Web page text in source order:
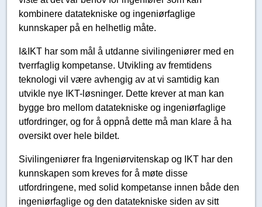
kombinere datatekniske og ingeniørfaglige
kunnskaper på en helhetlig måte.
I&IKT har som mål å utdanne sivilingeniører med en
tverrfaglig kompetanse. Utvikling av fremtidens
teknologi vil være avhengig av at vi samtidig kan
utvikle nye IKT-løsninger. Dette krever at man kan
bygge bro mellom datatekniske og ingeniørfaglige
utfordringer, og for å oppnå dette må man klare å ha
oversikt over hele bildet.
Sivilingeniører fra Ingeniørvitenskap og IKT har den
kunnskapen som kreves for å møte disse
utfordringene, med solid kompetanse innen både den
ingeniørfaglige og den datatekniske siden av sitt